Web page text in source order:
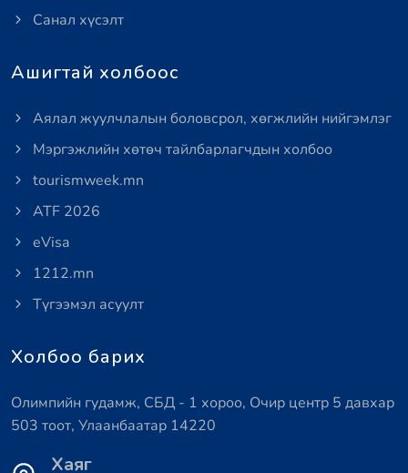
Санал хүсэлт
Ашигтай холбоос
Аялал жуулчлалын боловсрол, хөгжлийн нийгэмлэг
Мэргэжлийн хөтөч тайлбарлагчдын холбоо
tourismweek.mn
ATF 2026
eVisa
1212.mn
Түгээмэл асуулт
Холбоо барих
Олимпийн гудамж, СБД - 1 хороо, Очир центр 5 давхар
503 тоот, Улаанбаатар 14220
Хаяг